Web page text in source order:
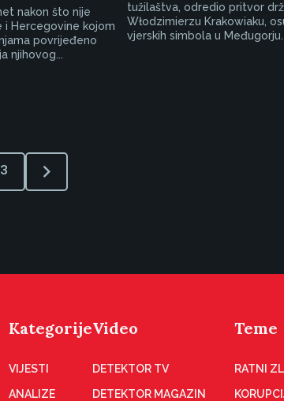
nakon što nije
i Hercegovine kojom
povrijeđeno
njihovog...
tužilaštva, odredio pritvor
Włodzimierzu Krakowiaku,
vjerskih simbola u Međugorju.
3
Kategorije
VIJESTI
ANALIZE
Video
DETEKTOR TV
DETEKTOR MAGAZIN
Teme
RATNI